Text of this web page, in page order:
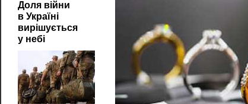
Доля війни
в Україні
вирішується
у небі